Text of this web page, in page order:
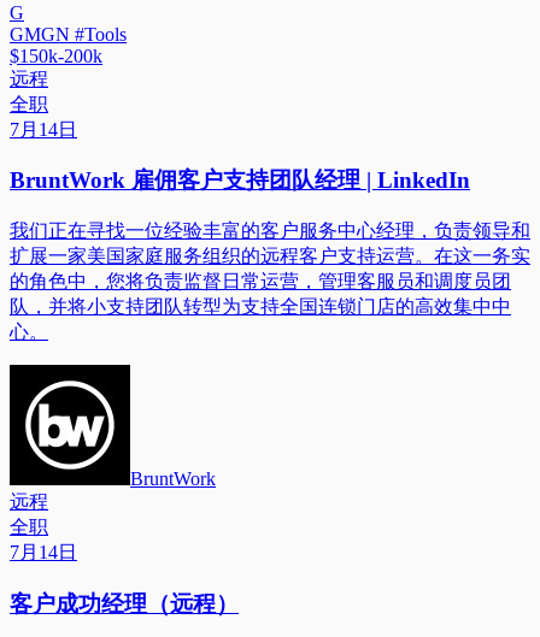
G
GMGN #Tools
$150k-200k
远程
全职
7月14日
BruntWork 雇佣客户支持团队经理 | LinkedIn
我们正在寻找一位经验丰富的客户服务中心经理，负责领导和
扩展一家美国家庭服务组织的远程客户支持运营。在这一务实
的角色中，您将负责监督日常运营，管理客服员和调度员团
队，并将小支持团队转型为支持全国连锁门店的高效集中中
心。
BruntWork
远程
全职
7月14日
客户成功经理（远程）